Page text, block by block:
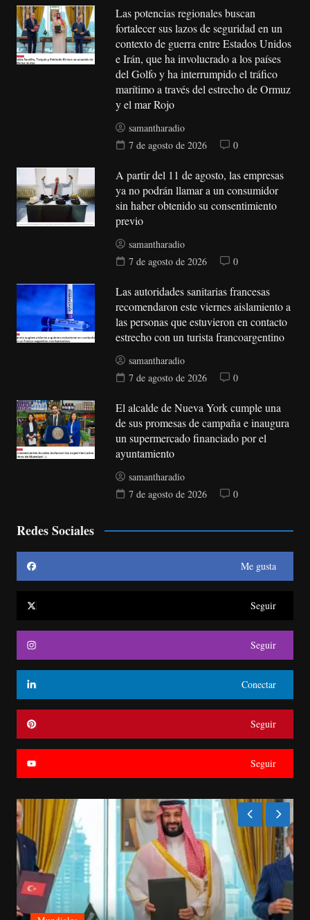
Las potencias regionales buscan
fortalecer sus lazos de seguridad en un
contexto de guerra entre Estados Unidos
e Irán, que ha involucrado a los países
del Golfo y ha interrumpido el tráfico
marítimo a través del estrecho de Ormuz
y el mar Rojo
samantharadio
7 de agosto de 2026
0
A partir del 11 de agosto, las empresas
ya no podrán llamar a un consumidor
sin haber obtenido su consentimiento
previo
samantharadio
7 de agosto de 2026
0
Las autoridades sanitarias francesas
recomendaron este viernes aislamiento a
las personas que estuvieron en contacto
estrecho con un turista francoargentino
samantharadio
7 de agosto de 2026
0
El alcalde de Nueva York cumple una
de sus promesas de campaña e inaugura
un supermercado financiado por el
ayuntamiento
samantharadio
7 de agosto de 2026
0
Redes Sociales
Me gusta
Seguir
Seguir
Conectar
Seguir
Seguir